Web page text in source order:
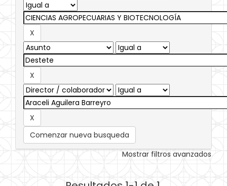
Comenzar nueva busqueda
Mostrar filtros avanzados